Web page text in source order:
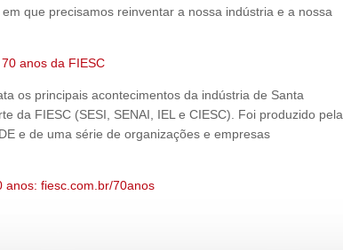
que precisamos reinventar a nossa indústria e a nossa
anos da FIESC
os principais acontecimentos da indústria de Santa
da FIESC (SESI, SENAI, IEL e CIESC). Foi produzido pela
e de uma série de organizações e empresas
anos: fiesc.com.br/70anos